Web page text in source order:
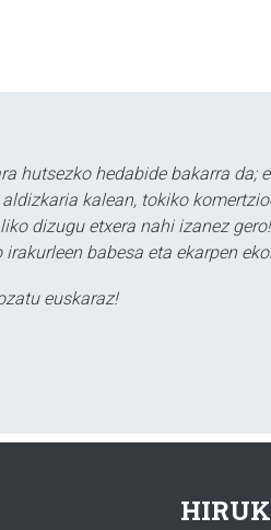
hutsezko hedabide bakarra da;
kalean, tokiko
dizugu etxera nahi izanez
babesa eta ekarpen
euskaraz!